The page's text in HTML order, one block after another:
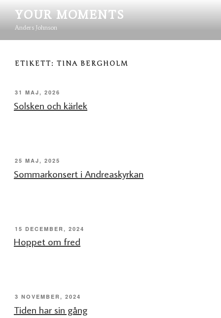
innehåll
YOUR MOMENTS
Anders Johnson
ETIKETT: TINA BERGHOLM
PUBLICERAT
31 MAJ, 2026
Solsken och kärlek
PUBLICERAT
25 MAJ, 2025
Sommarkonsert i Andreaskyrkan
PUBLICERAT
15 DECEMBER, 2024
Hoppet om fred
PUBLICERAT
3 NOVEMBER, 2024
Tiden har sin gång